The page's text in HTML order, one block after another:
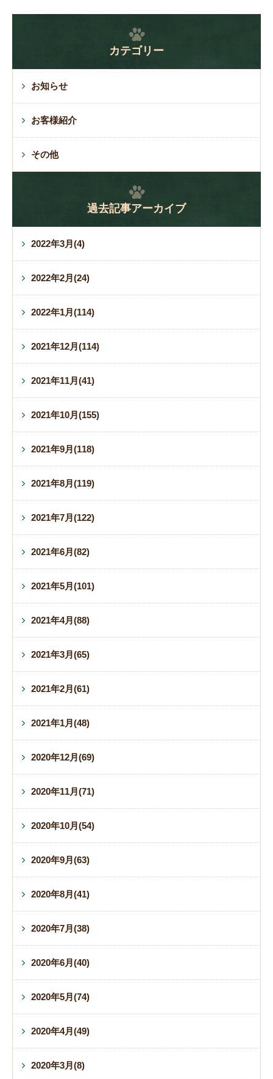
カテゴリー
お知らせ
お客様紹介
その他
過去記事アーカイブ
2022年3月(4)
2022年2月(24)
2022年1月(114)
2021年12月(114)
2021年11月(41)
2021年10月(155)
2021年9月(118)
2021年8月(119)
2021年7月(122)
2021年6月(82)
2021年5月(101)
2021年4月(88)
2021年3月(65)
2021年2月(61)
2021年1月(48)
2020年12月(69)
2020年11月(71)
2020年10月(54)
2020年9月(63)
2020年8月(41)
2020年7月(38)
2020年6月(40)
2020年5月(74)
2020年4月(49)
2020年3月(8)